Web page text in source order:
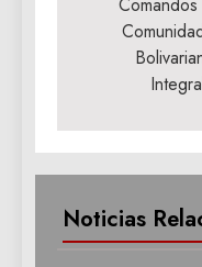
Noticias